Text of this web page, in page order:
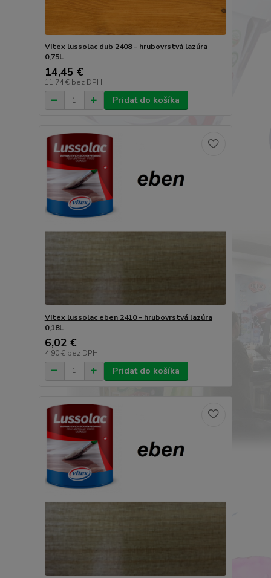
Vitex lussolac dub 2408 - hrubovrstvá lazúra
0,75L
14,45 €
11,74 € bez DPH
Pridať do košíka
Vitex lussolac eben 2410 - hrubovrstvá lazúra
0,18L
6,02 €
4,90 € bez DPH
Pridať do košíka